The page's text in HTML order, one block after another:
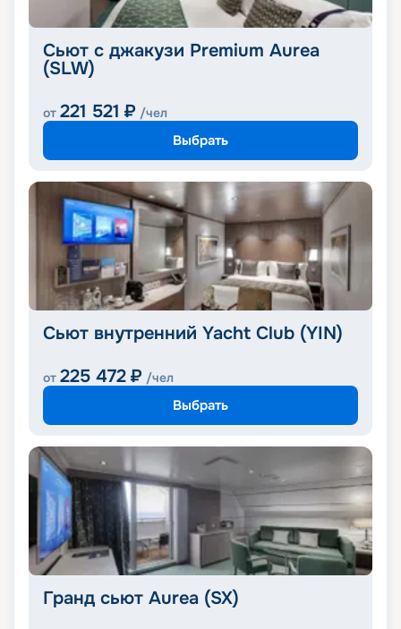
Сьют с джакузи Premium Aurea
(SLW)
от 221 521 ₽ /чел
Выбрать
Сьют внутренний Yacht Club (YIN)
от 225 472 ₽ /чел
Выбрать
Гранд сьют Aurea (SX)